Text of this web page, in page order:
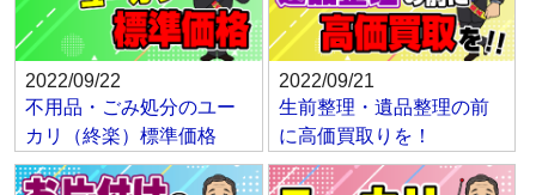
2022/09/22
不用品・ごみ処分のユー
カリ（終楽）標準価格
2022/09/21
生前整理・遺品整理の前
に高価買取りを！